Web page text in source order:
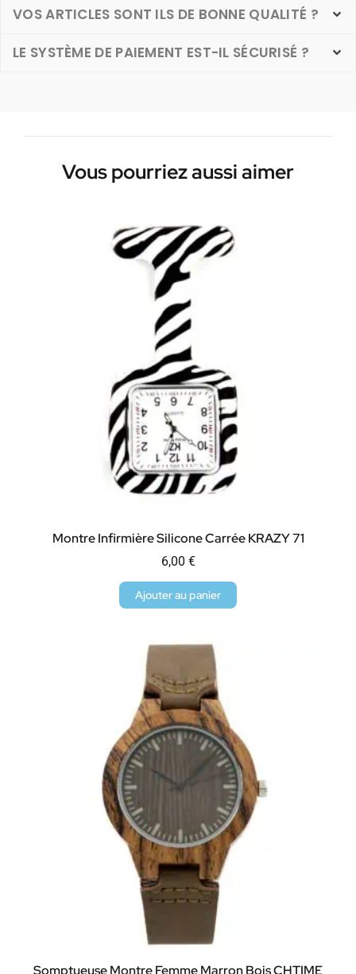
VOS ARTICLES SONT ILS DE BONNE QUALITÉ ?
LE SYSTÈME DE PAIEMENT EST-IL SÉCURISÉ ?
Vous pourriez aussi aimer
Montre Infirmière Silicone Carrée KRAZY 71
6,00 €
Ajouter au panier